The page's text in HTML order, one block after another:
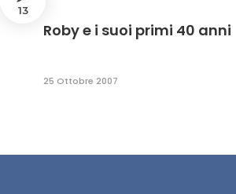
13
Roby e i suoi primi 40 anni
25 Ottobre 2007